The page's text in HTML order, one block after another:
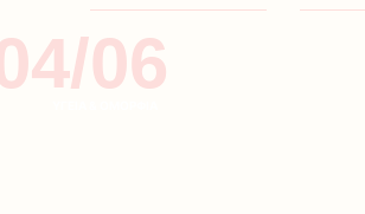
06